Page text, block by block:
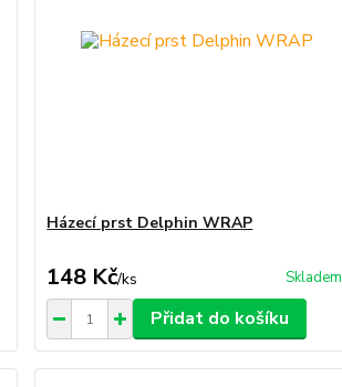
Házecí prst Delphin WRAP
148 Kč/ks Skladem
Přidat do košíku